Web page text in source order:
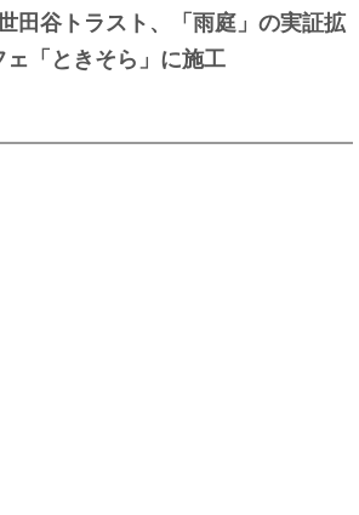
田谷トラスト、「雨庭」の実証拡
「ときそら」に施工